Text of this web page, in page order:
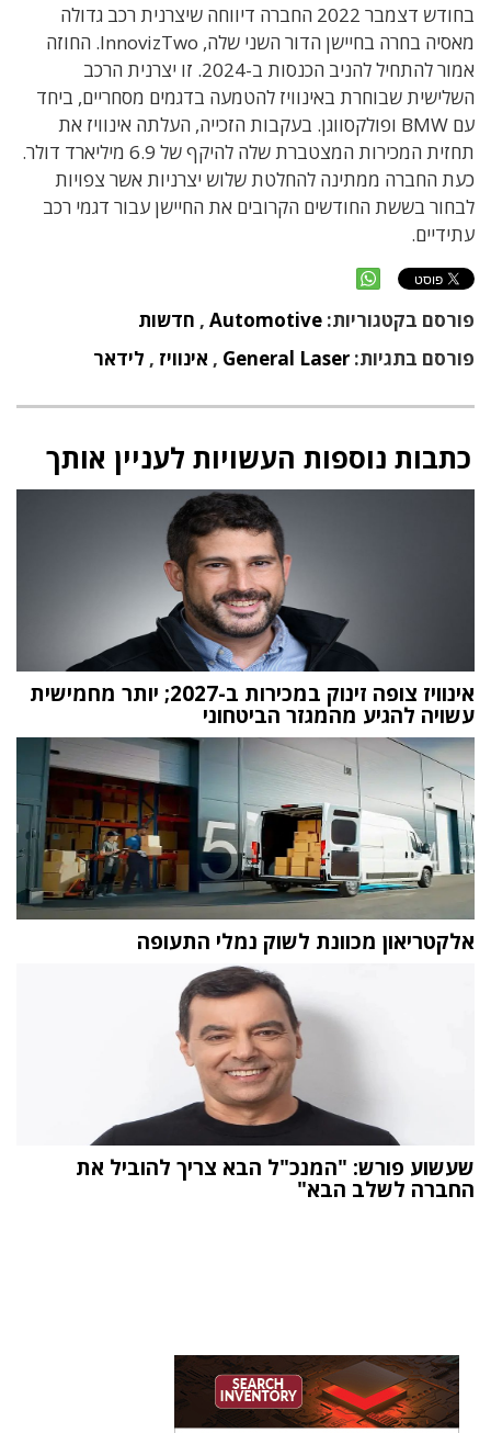
בחודש דצמבר 2022 החברה דיווחה שיצרנית רכב גדולה
מאסיה בחרה בחיישן הדור השני שלה, InnovizTwo. החוזה
אמור להתחיל להניב הכנסות ב-2024. זו יצרנית הרכב
השלישית שבוחרת באינוויז להטמעה בדגמים מסחריים, ביחד
עם BMW ופולקסווגן. בעקבות הזכייה, העלתה אינוויז את
תחזית המכירות המצטברת שלה להיקף של 6.9 מיליארד דולר.
כעת החברה ממתינה להחלטת שלוש יצרניות אשר צפויות
לבחור בששת החודשים הקרובים את החיישן עבור דגמי רכב
עתידיים.
פורסם בקטגוריות: Automotive
, חדשות
פורסם בתגיות: General Laser
, אינוויז , לידאר
כתבות נוספות העשויות לעניין אותך
אינוויז צופה זינוק במכירות ב-2027; יותר מחמישית
עשויה להגיע מהמגזר הביטחוני
אלקטריאון מכוונת לשוק נמלי התעופה
שעשוע פורש: "המנכ"ל הבא צריך להוביל את
החברה לשלב הבא"